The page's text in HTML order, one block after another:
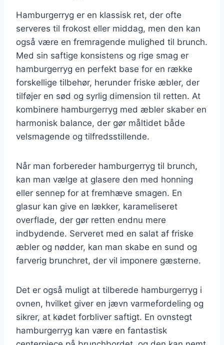
Hamburgerryg er en klassisk ret, der ofte
serveres til frokost eller middag, men den kan
også være en fremragende mulighed til brunch.
Med sin saftige konsistens og rige smag er
hamburgerryg en perfekt base for en række
forskellige tilbehør, herunder friske æbler, der
tilføjer en sød og syrlig dimension til retten. At
kombinere hamburgerryg med æbler skaber en
harmonisk balance, der gør måltidet både
velsmagende og tilfredsstillende.
Når man forbereder hamburgerryg til brunch,
kan man vælge at glasere den med honning
eller sennep for at fremhæve smagen. En
glasur kan give en lækker, karameliseret
overflade, der gør retten endnu mere
indbydende. Serveret med en salat af friske
æbler og nødder, kan man skabe en sund og
farverig brunchret, der vil imponere gæsterne.
Det er også muligt at tilberede hamburgerryg i
ovnen, hvilket giver en jævn varmefordeling og
sikrer, at kødet forbliver saftigt. En ovnstegt
hamburgerryg kan være en fantastisk